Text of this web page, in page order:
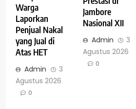
Warga
Laporkan
Penjual Nakal
yang Jual di
Atas HET
Admin
3
Agustus 2026
0
Jambore
Nasional XII
Admin
3
Agustus 2026
0